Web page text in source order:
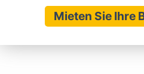
Mieten Sie Ihre